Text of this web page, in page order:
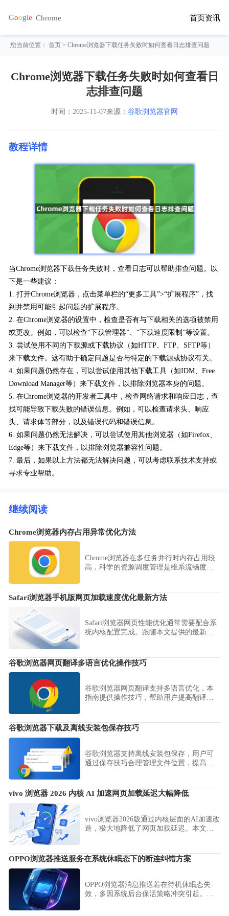
首页资讯
您当前位置：首页 > Chrome浏览器下载任务失败时如何查看日志排查问题
Chrome浏览器下载任务失败时如何查看日
志排查问题
时间： 2025-11-07来源： 谷歌浏览器官网
教程详情
当Chrome浏览器下载任务失败时，查看日志可以帮助排查问题。以
下是一些建议：
1. 打开Chrome浏览器，点击菜单栏的“更多工具”>“扩展程序”，找
到并禁用可能引起问题的扩展程序。
2. 在Chrome浏览器的设置中，检查是否有与下载相关的选项被禁用
或更改。例如，可以检查“下载管理器”、“下载速度限制”等设置。
3. 尝试使用不同的下载源或下载协议（如HTTP、FTP、SFTP等）
来下载文件。这有助于确定问题是否与特定的下载源或协议有关。
4. 如果问题仍然存在，可以尝试使用其他下载工具（如IDM、Free
Download Manager等）来下载文件，以排除浏览器本身的问题。
5. 在Chrome浏览器的开发者工具中，检查网络请求和响应日志，查
找可能导致下载失败的错误信息。例如，可以检查请求头、响应
头、请求体等部分，以及错误代码和错误信息。
6. 如果问题仍然无法解决，可以尝试使用其他浏览器（如Firefox、
Edge等）来下载文件，以排除浏览器兼容性问题。
7. 最后，如果以上方法都无法解决问题，可以考虑联系技术支持或
寻求专业帮助。
继续阅读
Chrome浏览器内存占用异常优化方法
Chrome浏览器在多任务并行时内存占用较
高，科学的资源调度管理是维系流畅度的
下依旧运行稳健。
Safari浏览器手机版网页加载速度优化最新方法
Safari浏览器网页性能优化通常需要配合系
统内核配置完成。跟随本文提供的最新加
态。
谷歌浏览器网页翻译多语言优化操作技巧
谷歌浏览器网页翻译支持多语言优化，本
指南提供操作技巧，帮助用户提高翻译准
谷歌浏览器下载及离线安装包保存技巧
谷歌浏览器支持离线安装包保存，用户可
通过保存技巧合理管理文件位置，提高安
vivo 浏览器 2026 内核 AI 加速网页加载延迟大幅降低
vivo浏览器2026版通过内核层面的AI加速改
造，极大地降低了网页加载延迟。本文为
略，实现秒开网页的卓越浏览响应效果，
OPPO浏览器推送服务在系统休眠态下的断连纠错方案
OPPO浏览器消息推送若在待机休眠态失
效，多因系统后台保活策略冲突引起。本